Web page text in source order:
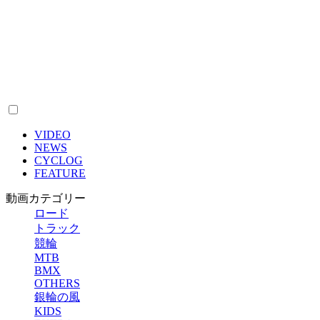
VIDEO
NEWS
CYCLOG
FEATURE
動画カテゴリー
ロード
トラック
競輪
MTB
BMX
OTHERS
銀輪の風
KIDS